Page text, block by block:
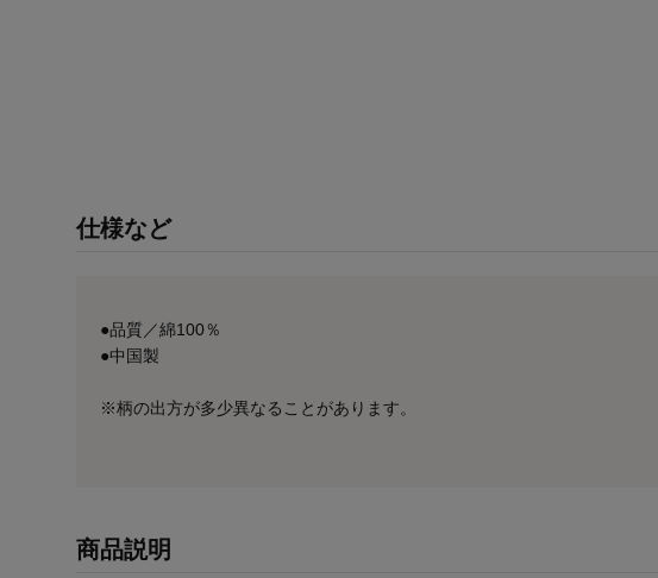
仕様など
●品質／綿100％
●中国製
※柄の出方が多少異なることがあります。
商品説明